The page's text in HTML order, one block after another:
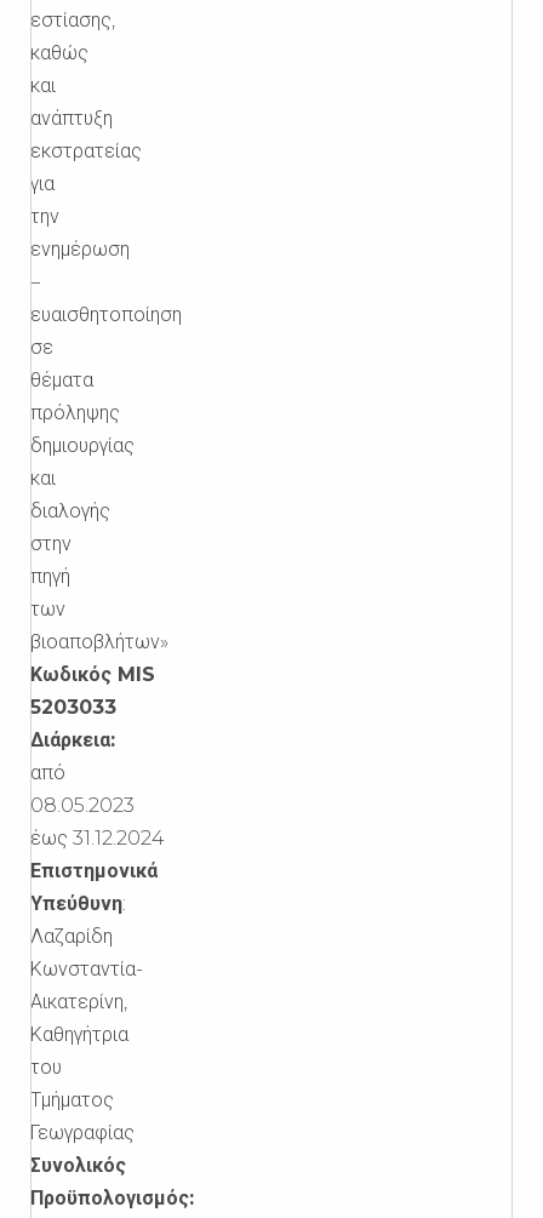
εστίασης,
καθώς
και
ανάπτυξη
εκστρατείας
για
την
ενημέρωση
–
ευαισθητοποίηση
σε
θέματα
πρόληψης
δημιουργίας
και
διαλογής
στην
πηγή
των
βιοαποβλήτων»
Κωδικός MIS
5203033
Διάρκεια:
από
08.05.2023
έως 31.12.2024
Επιστημονικά
Υπεύθυνη:
Λαζαρίδη
Κωνσταντία-
Αικατερίνη,
Καθηγήτρια
του
Τμήματος
Γεωγραφίας
Συνολικός
Προϋπολογισμός: